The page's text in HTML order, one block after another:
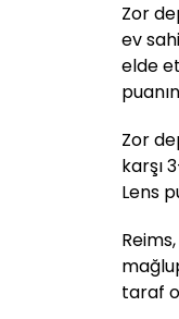
Zor
ev
elde
Zor
karşı
Lens
taraf